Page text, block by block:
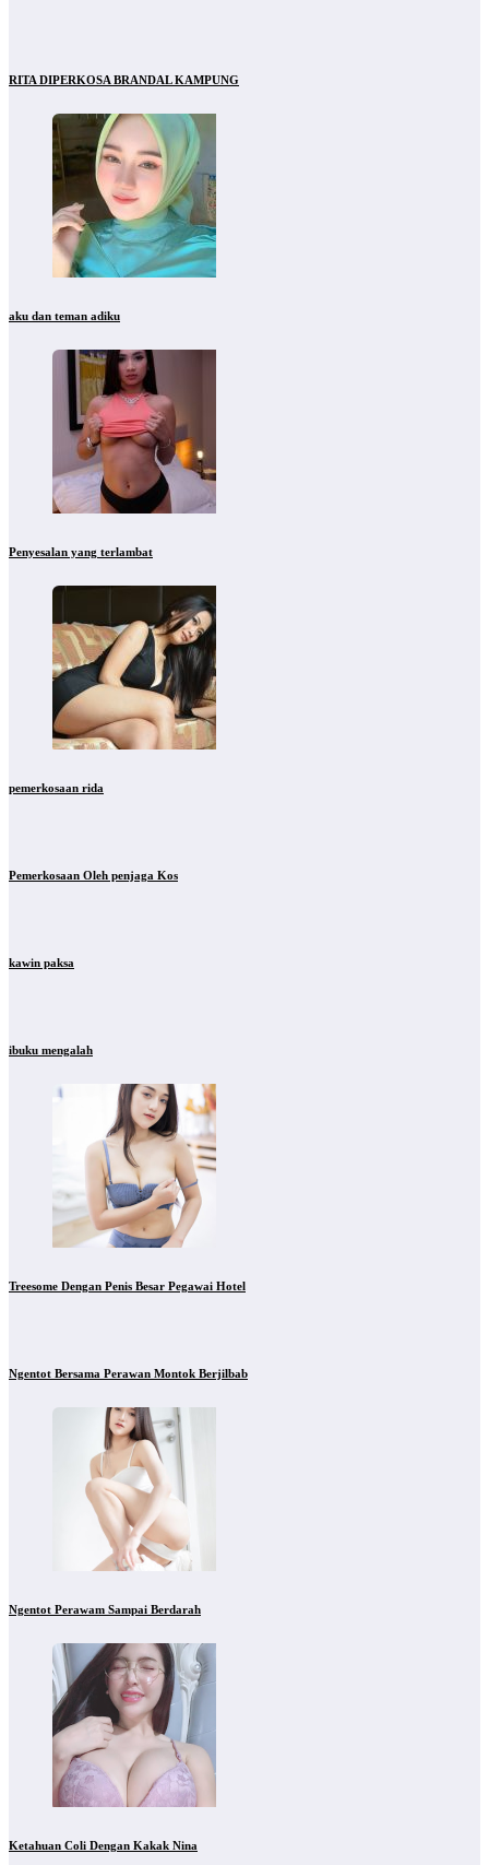
RITA DIPERKOSA BRANDAL KAMPUNG
aku dan teman adiku
Penyesalan yang terlambat
pemerkosaan rida
Pemerkosaan Oleh penjaga Kos
kawin paksa
ibuku mengalah
Treesome Dengan Penis Besar Pegawai Hotel
Ngentot Bersama Perawan Montok Berjilbab
Ngentot Perawam Sampai Berdarah
Ketahuan Coli Dengan Kakak Nina